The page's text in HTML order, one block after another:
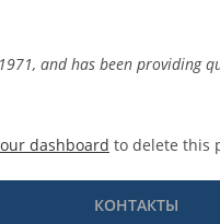
and has been
dashboard to delete this
КОНТАКТЫ